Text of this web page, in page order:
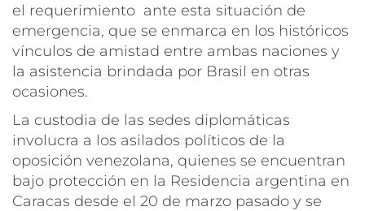
el requerimiento ante esta situación de
emergencia, que se enmarca en los históricos
vínculos de amistad entre ambas naciones y
la asistencia brindada por Brasil en otras
ocasiones.
La custodia de las sedes diplomáticas
involucra a los asilados políticos de la
oposición venezolana, quienes se encuentran
bajo protección en la Residencia argentina en
Caracas desde el 20 de marzo pasado y se